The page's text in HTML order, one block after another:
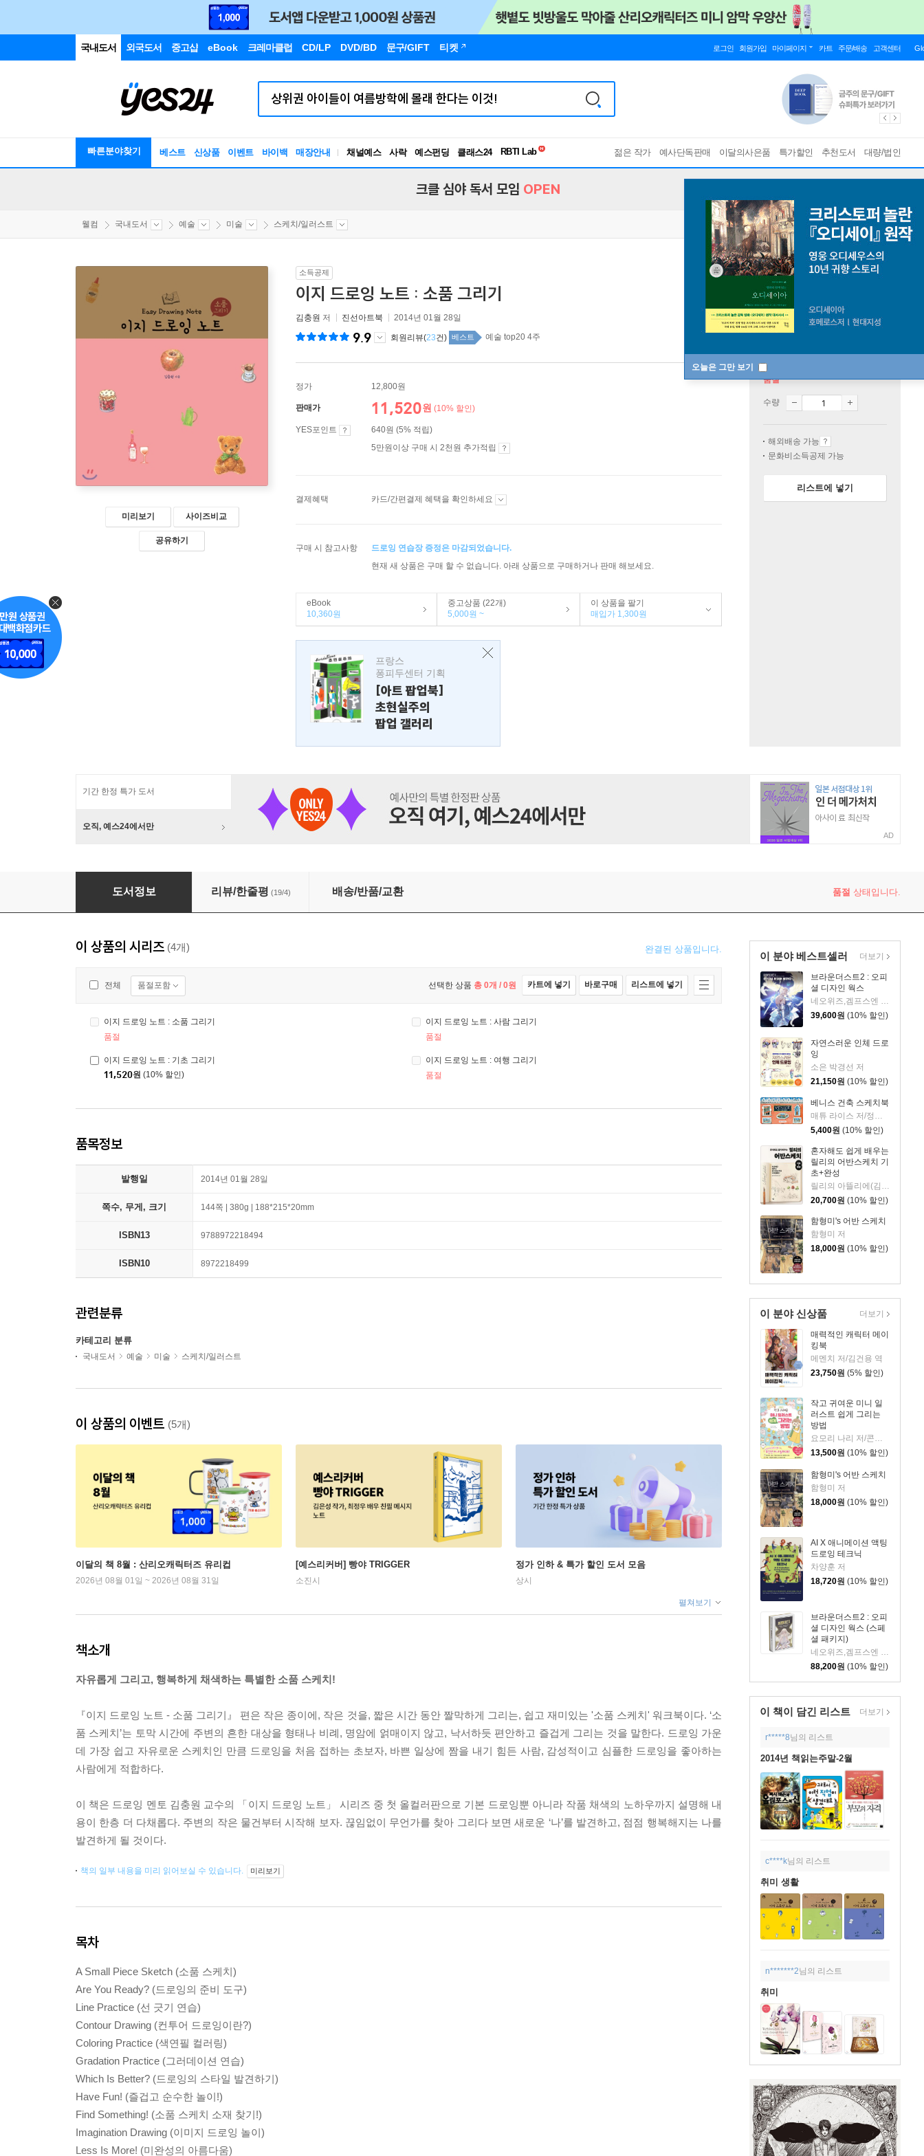
국내도서 외국도서 중고샵 eBook 크레마클럽 CD/LP DVD/BD 문구/GIFT 티켓 로그인 회원가입 마이페이지 카트 주문/배송 고객센터
빠른분야찾기 베스트 신상품 이벤트 바이백 매장안내 채널예스 사락 예스펀딩 클래스24
독서유형검사
젊은 작가 예사단독판매 이달의사은품 특가할인 추천도서 대량/법인
오늘은 그만 보기
크클 심야 독서 모임 OPEN
웰컴 국내도서 예술 미술 스케치/일러스트
미리보기 사이즈비교
공유하기
소득공제
이지 드로잉 노트 : 소품 그리기
김충원 저 진선아트북 2014년 01월 28일
9.9 회원리뷰(23건) 베스트 예술 top20 4주
정가 12,800원
판매가 11,520원 (10% 할인)
YES포인트
640원 (5% 적립)
5만원이상 구매 시 2천원 추가적립
결제혜택 카드/간편결제 혜택을 확인하세요
구매 시 참고사항
드로잉 연습장 증정은 마감되었습니다.
현재 새 상품은 구매 할 수 없습니다. 아래 상품으로 구매하거나 판매 해보세요.
eBook
10,360원
중고상품 (22개)
5,000원 ~
이 상품을 팔기
매입가 1,300원
프랑스
퐁피두센터 기획
[아트 팝업북]
초현실주의
팝업 갤러리
품절
수량
해외배송 가능
문화비소득공제 가능
리스트에 넣기
기간 한정 특가 도서
오직, 예스24에서만
AD
이지 드로잉 노트 : 소품 그리기
도서정보 리뷰/한줄평 (19/4) 배송/반품/교환 품절 상태입니다.
이 분야 베스트셀러
브라운더스트2 : 오피
셜 디자인 웍스
네오위즈,겜프스엔 편저
39,600원 (10% 할인)
자연스러운 인체 드로
잉
소은 박경선 저
21,150원 (10% 할인)
베니스 건축 스케치북
매튜 라이스 저/정상희 역
5,400원 (10% 할인)
혼자해도 쉽게 배우는
릴리의 어반스케치 기
초+완성
릴리의 아뜰리에(김민아) 저
20,700원 (10% 할인)
함형미's 어반 스케치
함형미 저
18,000원 (10% 할인)
더보기
이 분야 신상품
매력적인 캐릭터 메이
킹북
메멘치 저/김건용 역
23,750원 (5% 할인)
작고 귀여운 미니 일
러스트 쉽게 그리는
방법
요모리 나리 저/콘텐츠 연구소 역
13,500원 (10% 할인)
함형미's 어반 스케치
함형미 저
18,000원 (10% 할인)
AI X 애니메이션 액팅
드로잉 테크닉
차양훈 저
18,720원 (10% 할인)
브라운더스트2 : 오피
셜 디자인 웍스 (스페
셜 패키지)
네오위즈,겜프스엔 편저
88,200원 (10% 할인)
더보기
이 책이 담긴 리스트 더보기
r*****8님의 리스트
2014년 책읽는주말-2월
c****k님의 리스트
취미 생활
n*******2님의 리스트
취미
이 상품의 시리즈 (4개) 완결된 상품입니다.
전체 품절포함 선택한 상품 총 0개 / 0원 카트에 넣기 바로구매 리스트에 넣기
이지 드로잉 노트 : 소품 그리기
품절
이지 드로잉 노트 : 사람 그리기
품절
이지 드로잉 노트 : 기초 그리기
11,520원 (10% 할인)
이지 드로잉 노트 : 여행 그리기
품절
품목정보
발행일 2014년 01월 28일
쪽수, 무게, 크기 144쪽 | 380g | 188*215*20mm
ISBN13 9788972218494
ISBN10 8972218499
관련분류
카테고리 분류
국내도서 예술 미술 스케치/일러스트
이 상품의 이벤트 (5개)
이달의 책 8월 : 산리오캐릭터즈 유리컵
2026년 08월 01일 ~ 2026년 08월 31일
[예스리커버] 빵야 TRIGGER
소진시
정가 인하 & 특가 할인 도서 모음
상시
펼쳐보기
책소개
자유롭게 그리고, 행복하게 채색하는 특별한 소품 스케치!
『이지 드로잉 노트 - 소품 그리기』 편은 작은 종이에, 작은 것을, 짧은 시간 동안 짤막하게 그리는, 쉽고 재미있는 '소품 스케치' 워크북이다. ‘소
품 스케치’는 토막 시간에 주변의 흔한 대상을 형태나 비례, 명암에 얽매이지 않고, 낙서하듯 편안하고 즐겁게 그리는 것을 말한다. 드로잉 가운
데 가장 쉽고 자유로운 스케치인 만큼 드로잉을 처음 접하는 초보자, 바쁜 일상에 짬을 내기 힘든 사람, 감성적이고 심플한 드로잉을 좋아하는
사람에게 적합하다.
이 책은 드로잉 멘토 김충원 교수의 「이지 드로잉 노트」 시리즈 중 첫 올컬러판으로 기본 드로잉뿐 아니라 작품 채색의 노하우까지 설명해 내
용이 한층 더 다채롭다. 주변의 작은 물건부터 시작해 보자. 끊임없이 무언가를 찾아 그리다 보면 새로운 ‘나’를 발견하고, 점점 행복해지는 나를
발견하게 될 것이다.
책의 일부 내용을 미리 읽어보실 수 있습니다. 미리보기
목차
A Small Piece Sketch (소품 스케치)
Are You Ready? (드로잉의 준비 도구)
Line Practice (선 긋기 연습)
Contour Drawing (컨투어 드로잉이란?)
Coloring Practice (색연필 컬러링)
Gradation Practice (그러데이션 연습)
Which Is Better? (드로잉의 스타일 발견하기)
Have Fun! (즐겁고 순수한 놀이!)
Find Something! (소품 스케치 소재 찾기!)
Imagination Drawing (이미지 드로잉 놀이)
Less Is More! (미완성의 아름다움)